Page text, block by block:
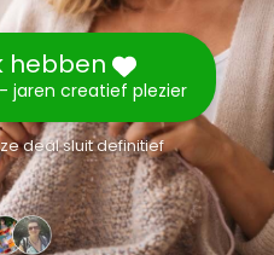
hebben
jaren creatief plezier
deal sluit definitief